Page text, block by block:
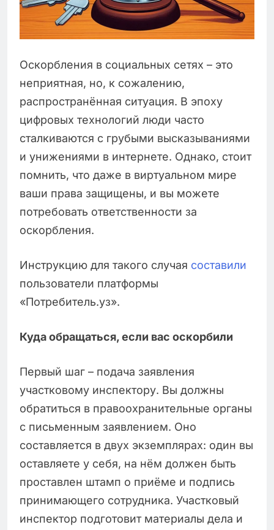
Оскорбления в социальных сетях – это
неприятная, но, к сожалению,
распространённая ситуация. В эпоху
цифровых технологий люди часто
сталкиваются с грубыми высказываниями
и унижениями в интернете. Однако, стоит
помнить, что даже в виртуальном мире
ваши права защищены, и вы можете
потребовать ответственности за
оскорбления.
Инструкцию для такого случая составили
пользователи платформы
«Потребитель.уз».
Куда обращаться, если вас оскорбили
Первый шаг – подача заявления
участковому инспектору. Вы должны
обратиться в правоохранительные органы
с письменным заявлением. Оно
составляется в двух экземплярах: один вы
оставляете у себя, на нём должен быть
проставлен штамп о приёме и подпись
принимающего сотрудника. Участковый
инспектор подготовит материалы дела и